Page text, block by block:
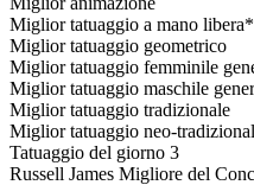
Miglior tatuaggio a mano libera*
Miglior tatuaggio geometrico
Miglior tatuaggio femminile
Miglior tatuaggio maschile
Miglior tatuaggio tradizionale
Miglior tatuaggio neo-
Tatuaggio del giorno 3
Russell James Migliore del